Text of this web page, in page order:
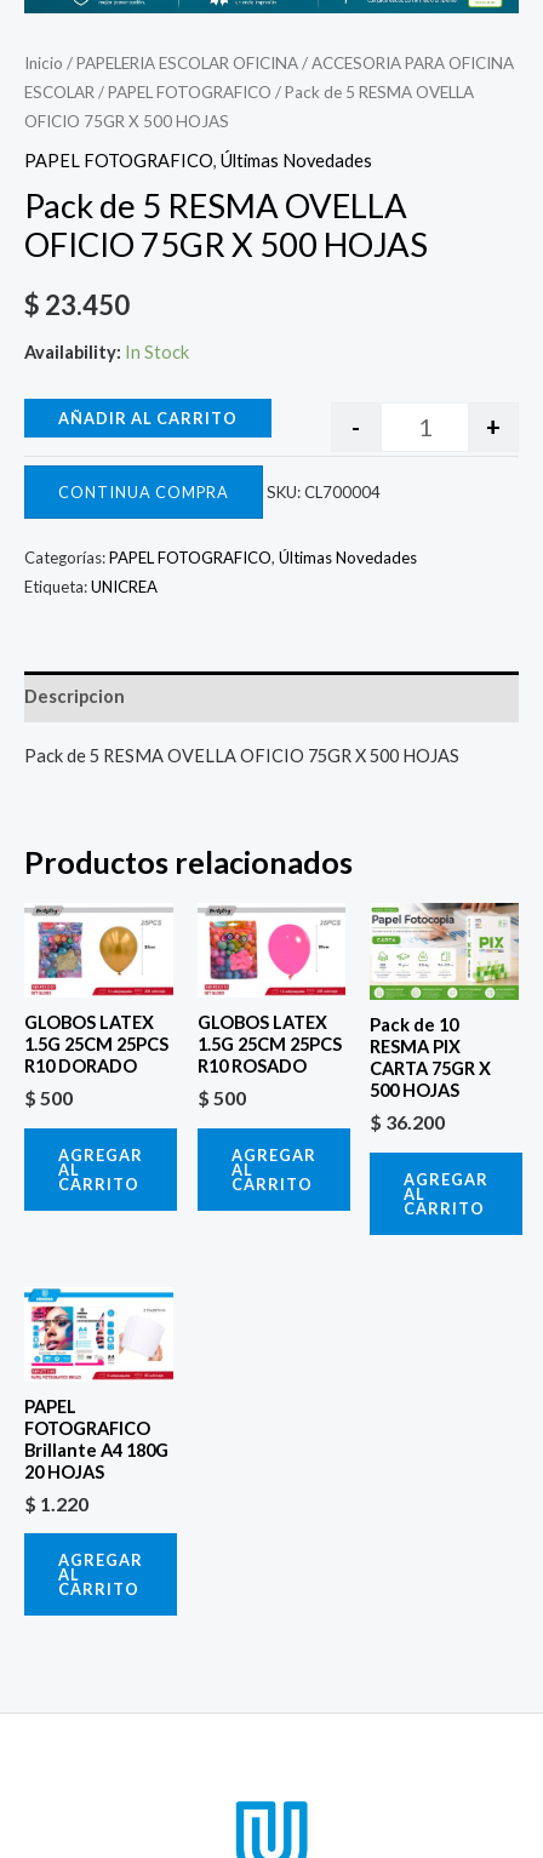
Inicio /PAPELERIA ESCOLAR OFICINA/ACCESORIA PARA OFICINA
ESCOLAR/PAPEL FOTOGRAFICO / Pack de 5 RESMA OVELLA
OFICIO 75GR X 500 HOJAS
PAPEL FOTOGRAFICO, Últimas Novedades
Pack de 5 RESMA OVELLA
OFICIO 75GR X 500 HOJAS
$ 23.450
Availability: In Stock
- +
AÑADIR AL CARRITO
CONTINUA COMPRA SKU:CL700004
Categorías:PAPEL FOTOGRAFICO, Últimas Novedades
Etiqueta:UNICREA
Descripcion
Pack de 5 RESMA OVELLA OFICIO 75GR X 500 HOJAS
Productos relacionados
GLOBOS LATEX
1.5G 25CM 25PCS
R10 DORADO
$ 500
AGREGAR
AL
CARRITO
GLOBOS LATEX
1.5G 25CM 25PCS
R10 ROSADO
$ 500
AGREGAR
AL
CARRITO
Pack de 10
RESMA PIX
CARTA 75GR X
500 HOJAS
$ 36.200
AGREGAR
AL
CARRITO
PAPEL
FOTOGRAFICO
Brillante A4 180G
20 HOJAS
$ 1.220
AGREGAR
AL
CARRITO